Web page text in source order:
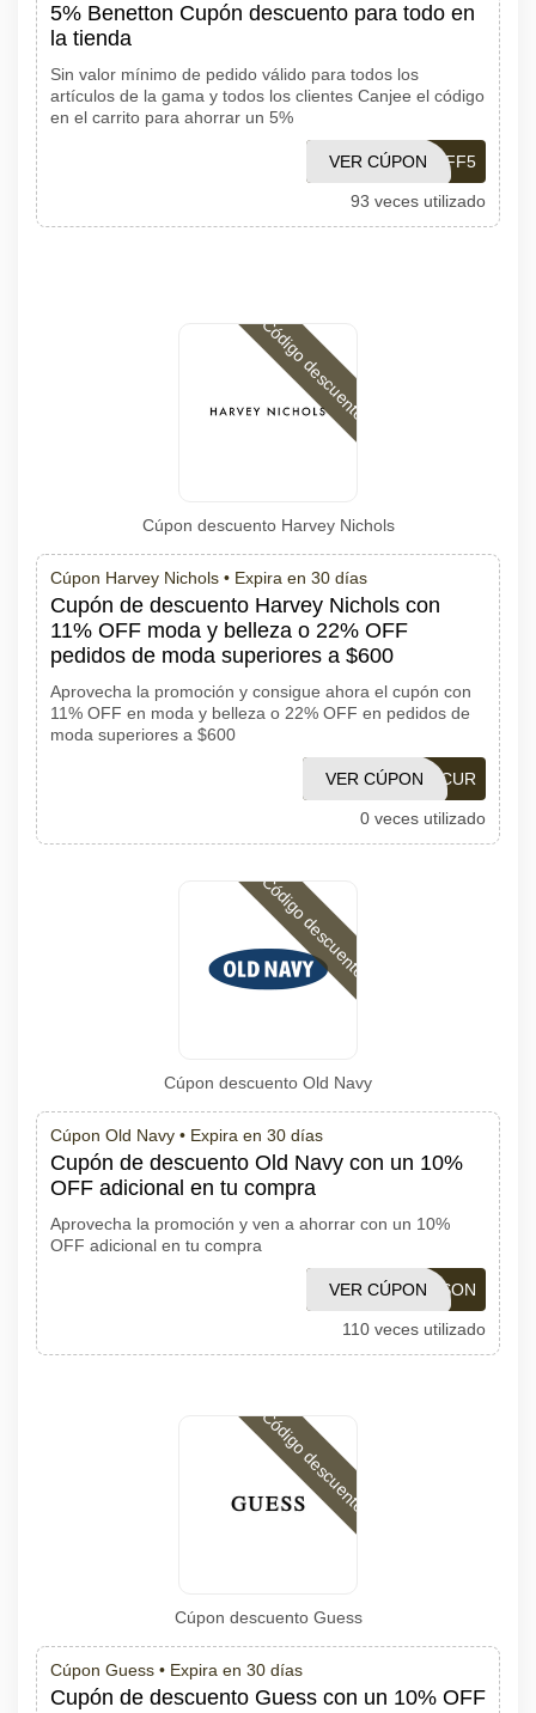
5% Benetton Cupón descuento para todo en
la tienda
Sin valor mínimo de pedido válido para todos los
artículos de la gama y todos los clientes Canjee el código
en el carrito para ahorrar un 5%
OFF5
VER CÚPON
93 veces utilizado
Código descuento
Cúpon descuento Harvey Nichols
Cúpon Harvey Nichols • Expira en 30 días
Cupón de descuento Harvey Nichols con
11% OFF moda y belleza o 22% OFF
pedidos de moda superiores a $600
Aprovecha la promoción y consigue ahora el cupón con
11% OFF en moda y belleza o 22% OFF en pedidos de
moda superiores a $600
SINGLESDAYHNCUR
VER CÚPON
0 veces utilizado
Código descuento
Cúpon descuento Old Navy
Cúpon Old Navy • Expira en 30 días
Cupón de descuento Old Navy con un 10%
OFF adicional en tu compra
Aprovecha la promoción y ven a ahorrar con un 10%
OFF adicional en tu compra
CUPONESON
VER CÚPON
110 veces utilizado
Código descuento
Cúpon descuento Guess
Cúpon Guess • Expira en 30 días
Cupón de descuento Guess con un 10% OFF